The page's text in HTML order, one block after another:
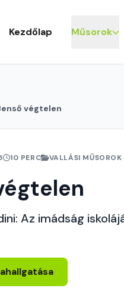
Kezdőlap Műsorok
végtelen
10 PERC VALLÁSI MŰSOROK
Az imádság